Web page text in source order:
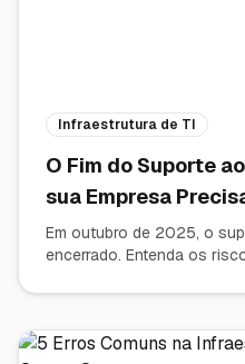
Infraestrutura de TI
O Fim do Suporte
sua Empresa
Em outubro de 2025, o
encerrado. Entenda os
software é vital para a